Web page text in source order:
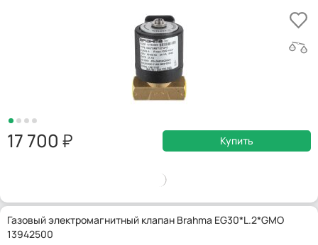
17 700 Купить
Газовый электромагнитный клапан Brahma EG30*L.2*GMO
13942500